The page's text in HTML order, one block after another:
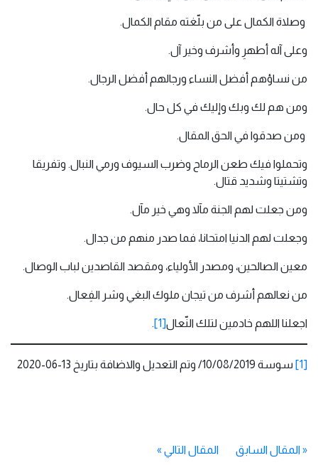
وصلاة الكمال على من بلّغته مقام الكمال.
وعلى آله أطهرِ وأشرف وخير آل.
من نساؤهم أفضل النساء ورجالهم أفضل الرجال.
ومن هم لك وبك وإليك في كل حال.
ومن صدقوا في الحق المقال.
وتحملوا فيك طعن الرماح وضرب السيوف ورمي النبال. وتفريقا
وتشتيتا وشديد قتال.
ومن جعلت لهم الجنة مآلا وهي خير مآل.
وجعلت لهم الدنيا امتحانا، فما صدر منهم من جدال.
معين الصالحين، ومصدر الأولياء، ومقصد القاصدين لباب الوصال.
من نعالهم أشرف من تيجان ملوك البغي وشر الفِعال.
اجعلنا اللهم خادمين لتلك النّعال[1]
.
[1] سوسة 10/08/2019/ وتم التعديل والاضافة بتاريخ 13-06-2020
«المقال السابق المقال التالي »